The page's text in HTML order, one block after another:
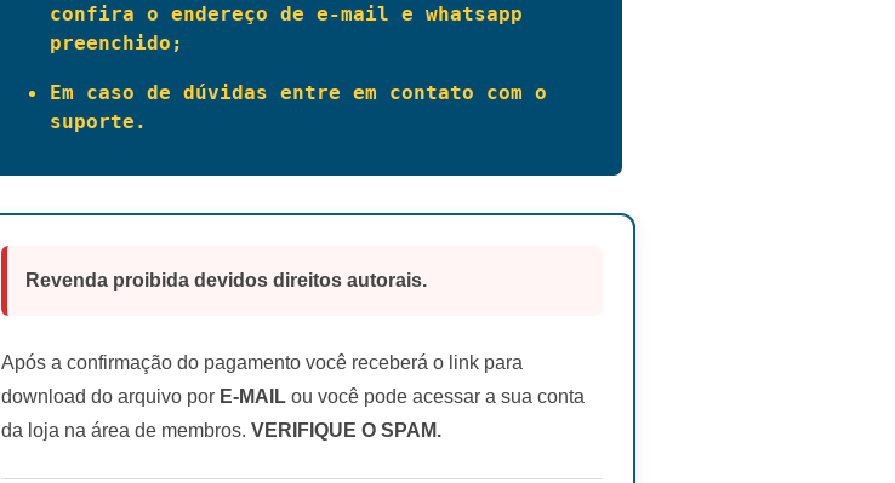
confira o endereço de e-mail e whatsapp
preenchido;
Em caso de dúvidas entre em contato com o
suporte.
Revenda proibida devidos direitos autorais.
Após a confirmação do pagamento você receberá o link para
download do arquivo por E-MAIL ou você pode acessar a sua conta
da loja na área de membros. VERIFIQUE O SPAM.